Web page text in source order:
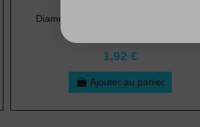
Diamètre : 25 cm après gonflage à l'air
1,92 €
Ajouter au panier